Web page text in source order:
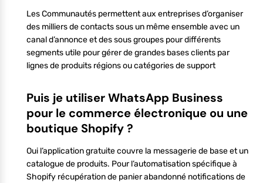
Les Communautés permettent aux entreprises d’organiser
des milliers de contacts sous un même ensemble avec un
canal d’annonce et des sous groupes pour différents
segments utile pour gérer de grandes bases clients par
lignes de produits régions ou catégories de support
Puis je utiliser WhatsApp Business
pour le commerce électronique ou une
boutique Shopify ?
Oui l’application gratuite couvre la messagerie de base et un
catalogue de produits. Pour l’automatisation spécifique à
Shopify récupération de panier abandonné notifications de